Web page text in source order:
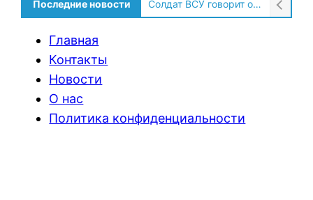
Последние новости Солдат ВСУ говорит о том, чтобы продавали топливо для ремонта техники в Угледаре
Главная
Контакты
Новости
О нас
Политика конфиденциальности